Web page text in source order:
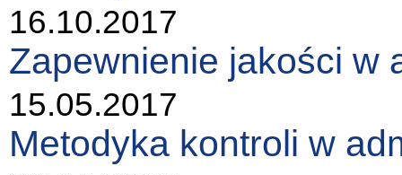
16.10.2017
Zapewnienie jakości w
15.05.2017
Metodyka kontroli w